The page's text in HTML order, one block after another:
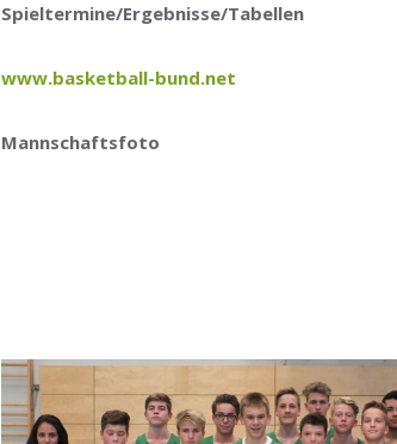
Spieltermine/Ergebnisse/Tabellen
www.basketball-bund.net
Mannschaftsfoto